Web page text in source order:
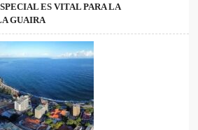
ES VITAL PARA LA
GUAIRA